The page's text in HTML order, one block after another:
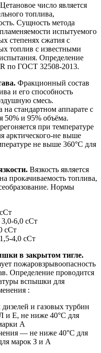
Цетановое число является
топлива,
Сущность метода
испытуемого
степенях сжатия с
топлив с известными
Определение
по ГОСТ 32508-2013.
Фракционный состав
и его способность
смесь.
на стандартном аппарате с
50% и 95% объёма.
при температуре
арктического-не выше
не выше 360°С для
Вязкость является
прокачиваемость топлива,
Нормы
6,0 сСт
сСт
4,0 сСт
в закрытом тигле.
пожаровзрывоопасность
Определение проводится
вспышки для
:
и газовых турбин
и Е, не ниже 40°С для
А
— не ниже 40°С для
марок З и А